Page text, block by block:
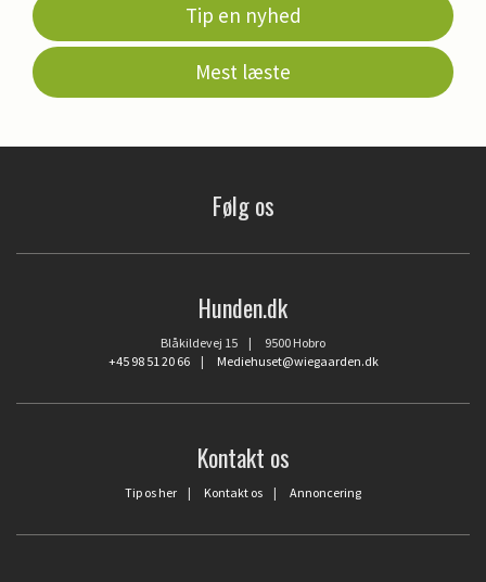
Tip en nyhed
Mest læste
Følg os
Hunden.dk
Blåkildevej 15 | 9500 Hobro
+45 98 51 20 66| Mediehuset@wiegaarden.dk
Kontakt os
Tip os her | Kontakt os | Annoncering